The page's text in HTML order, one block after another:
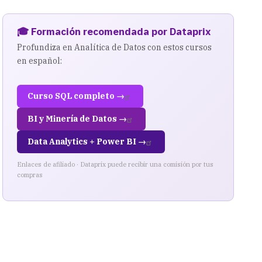
🎓 Formación recomendada por Dataprix
Profundiza en Analítica de Datos con estos cursos
en español:
Curso SQL completo →
BI y Minería de Datos →
Data Analytics + Power BI →
Enlaces de afiliado · Dataprix puede recibir una comisión por tus
compras